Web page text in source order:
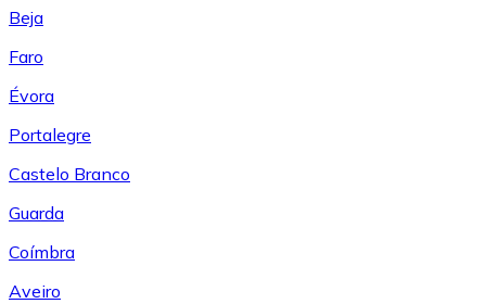
Beja
Faro
Évora
Portalegre
Castelo Branco
Guarda
Coímbra
Aveiro